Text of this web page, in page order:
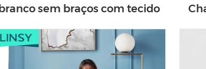
branco sem braços com tecido